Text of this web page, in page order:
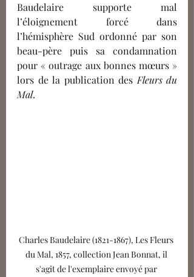
Baudelaire supporte mal
l’éloignement forcé dans
l’hémisphère Sud ordonné par son
beau-père puis sa condamnation
pour « outrage aux bonnes mœurs »
lors de la publication des Fleurs du
Mal.
Charles Baudelaire (1821-1867), Les Fleurs
du Mal, 1857, collection Jean Bonnat, il
s'agit de l'exemplaire envoyé par